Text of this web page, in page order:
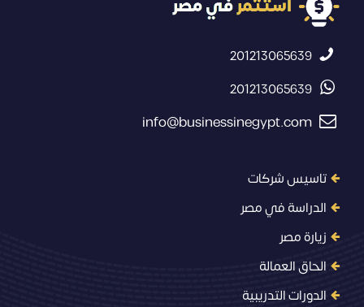
201213065639
201213065639
info@businessinegypt.com
تاسيس شركات
الدراسة في مصر
زيارة مصر
الحاق العمالة
الدورات التدريبية